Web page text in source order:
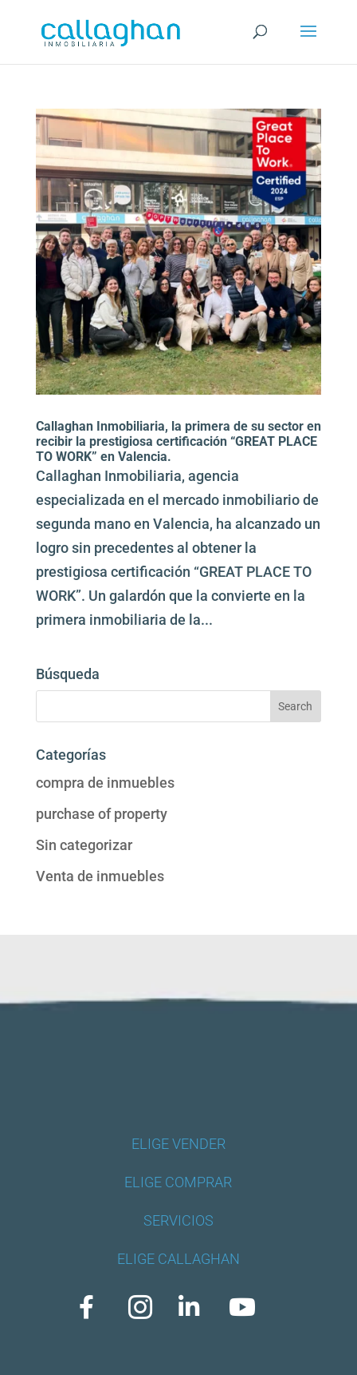
Callaghan Inmobiliaria, la primera de su sector en
recibir la prestigiosa certificación “GREAT PLACE
TO WORK” en Valencia.
Callaghan Inmobiliaria, agencia
especializada en el mercado inmobiliario de
segunda mano en Valencia, ha alcanzado un
logro sin precedentes al obtener la
prestigiosa certificación “GREAT PLACE TO
WORK”. Un galardón que la convierte en la
primera inmobiliaria de la...
Búsqueda
Categorías
compra de inmuebles
purchase of property
Sin categorizar
Venta de inmuebles
ELIGE VENDER
ELIGE COMPRAR
SERVICIOS
ELIGE CALLAGHAN
   